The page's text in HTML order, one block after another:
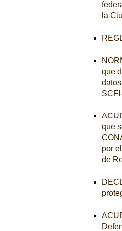
la
que
que
por
de